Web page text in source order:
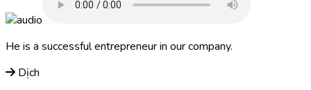
He is a successful entrepreneur in our company.
Dịch